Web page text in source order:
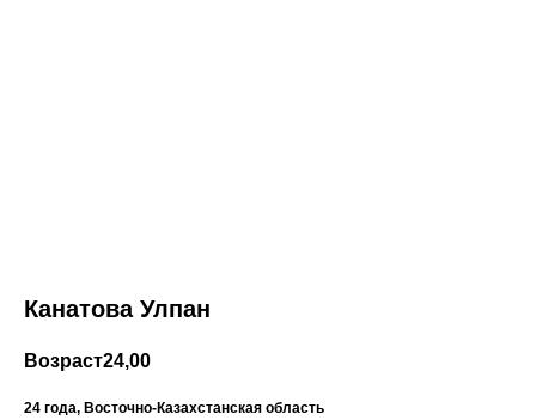
Канатова Улпан
Возраст24,00
24 года, Восточно-Казахстанская область